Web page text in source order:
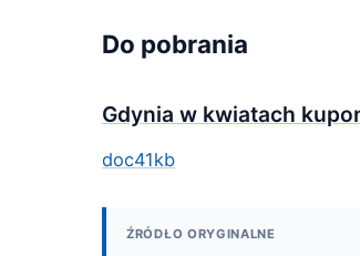
Do pobrania
Gdynia w kwiatach
doc41kb
ŹRÓDŁO ORYGINALNE